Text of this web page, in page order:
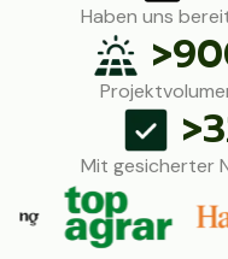
Haben uns
Mit gesicherter